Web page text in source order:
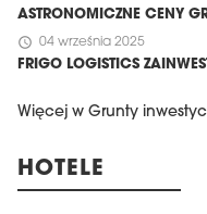
ASTRONOMICZNE CENY
schedule 04 września 2025
FRIGO LOGISTICS
Więcej w Grunty
HOTELE